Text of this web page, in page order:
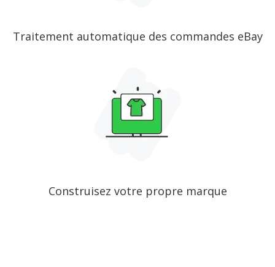
Traitement automatique des commandes eBay
Construisez votre propre marque